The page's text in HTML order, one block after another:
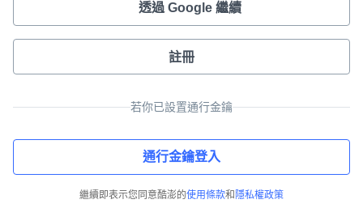
透過 Google 繼續
註冊
若你已設置通行金鑰
通行金鑰登入
繼續即表示您同意酷澎的使用條款和 隱私權政策